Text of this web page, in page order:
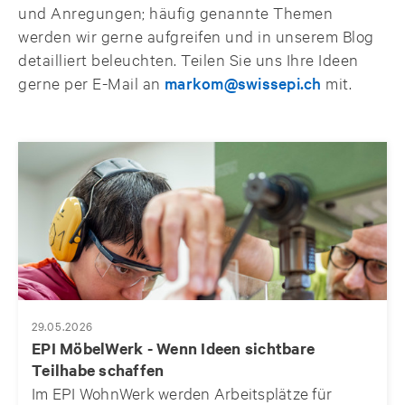
und Anregungen; häufig genannte Themen
werden wir gerne aufgreifen und in unserem Blog
detailliert beleuchten. Teilen Sie uns Ihre Ideen
gerne per E-Mail an markom@swissepi.ch mit.
29.05.2026
EPI MöbelWerk - Wenn Ideen sichtbare
Teilhabe schaffen
Im EPI WohnWerk werden Arbeitsplätze für